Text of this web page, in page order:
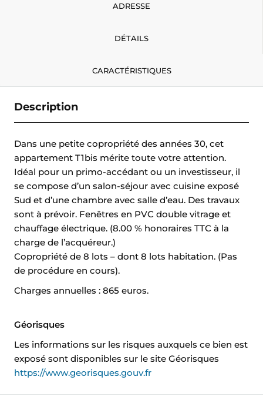
ADRESSE
DÉTAILS
CARACTÉRISTIQUES
Description
Dans une petite copropriété des années 30, cet
appartement T1bis mérite toute votre attention.
Idéal pour un primo-accédant ou un investisseur, il
se compose d’un salon-séjour avec cuisine exposé
Sud et d’une chambre avec salle d’eau. Des travaux
sont à prévoir. Fenêtres en PVC double vitrage et
chauffage électrique. (8.00 % honoraires TTC à la
charge de l’acquéreur.)
Copropriété de 8 lots – dont 8 lots habitation. (Pas
de procédure en cours).
Charges annuelles : 865 euros.
Géorisques
Les informations sur les risques auxquels ce bien est
exposé sont disponibles sur le site Géorisques
https://www.georisques.gouv.fr